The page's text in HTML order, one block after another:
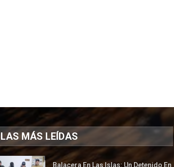
LAS MÁS LEÍDAS
Balacera En Las Islas: Un Detenido En